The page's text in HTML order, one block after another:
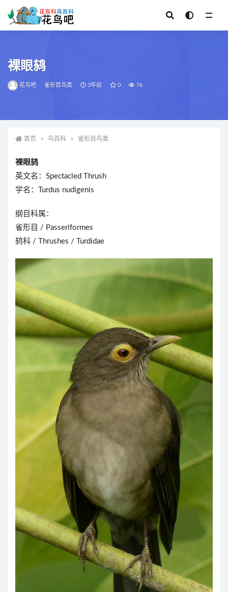
裸眼鸫
花鸟吧 雀形目鸟类 3年前 0 76
首页 鸟百科 雀形目鸟类
裸眼鸫
英文名：Spectacled Thrush
学名：Turdus nudigenis
纲目科属：
雀形目 / Passeriformes
鸫科 / Thrushes / Turdidae